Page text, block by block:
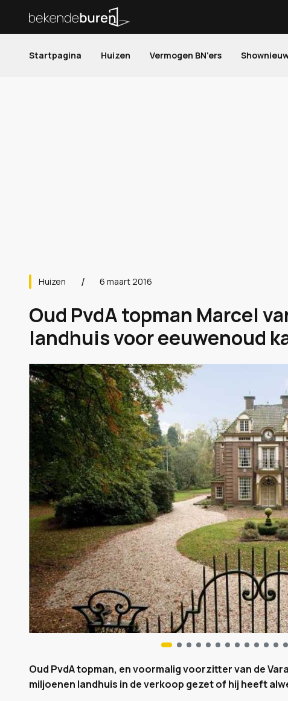
Startpagina Huizen Vermogen BN'ers
Huizen 6 maart 2016
Oud PvdA topman Marcel
landhuis voor eeuwenoud
Oud PvdA topman, en voormalig voorzitter van de
miljoenen landhuis in de verkoop gezet of hij heeft